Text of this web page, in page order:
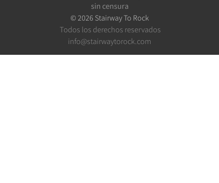
sin censura
©2026 Stairway To Rock
Todos los derechos reservados
info@stairwaytorock.com